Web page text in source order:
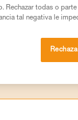
específico.
solo y con
existir
Rechazar todas o
tal negativa le